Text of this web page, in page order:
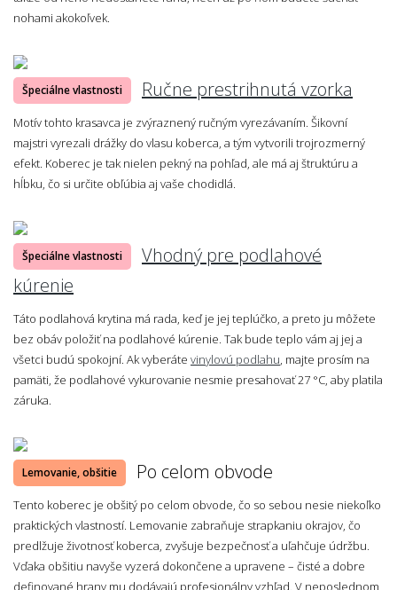
nohami akokoľvek.
Špeciálne vlastnosti Ručne prestrihnutá vzorka
Motív tohto krasavca je zvýraznený ručným vyrezávaním. Šikovní
majstri vyrezali drážky do vlasu koberca, a tým vytvorili trojrozmerný
efekt. Koberec je tak nielen pekný na pohľad, ale má aj štruktúru a
hĺbku, čo si určite obľúbia aj vaše chodidlá.
Špeciálne vlastnosti
Vhodný pre podlahové
kúrenie
Táto podlahová krytina má rada, keď je jej teplúčko, a preto ju môžete
bez obáv položiť na podlahové kúrenie. Tak bude teplo vám aj jej a
všetci budú spokojní. Ak vyberáte vinylovú podlahu , majte prosím na
pamäti, že podlahové vykurovanie nesmie presahovať 27 °C, aby platila
záruka.
Lemovanie, obšitie Po celom obvode
Tento koberec je obšitý po celom obvode, čo so sebou nesie niekoľko
praktických vlastností. Lemovanie zabraňuje strapkaniu okrajov, čo
predlžuje životnosť koberca, zvyšuje bezpečnosť a uľahčuje údržbu.
Vďaka obšitiu navyše vyzerá dokončene a upravene – čisté a dobre
definované hrany mu dodávajú profesionálny vzhľad. V neposlednom